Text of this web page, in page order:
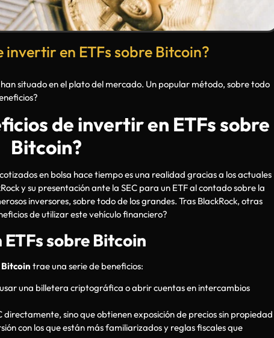
invertir en ETFs sobre Bitcoin?
han situado en el plato del mercado. Un popular método, sobre todo
de invertir en ETFs sobre
Bitcoin?
en bolsa hace tiempo es una realidad gracias a los actuales
y su presentación ante la SEC para un ETF al contado sobre la
inversores, sobre todo de los grandes. Tras BlackRock, otras
de utilizar este vehículo financiero?
sobre Bitcoin
Bitcoin trae una serie de beneficios:
una billetera criptográfica o abrir cuentas en intercambios
directamente, sino que obtienen exposición de precios sin propiedad
con los que están más familiarizados y reglas fiscales que